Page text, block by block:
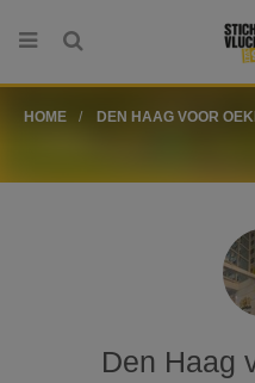
HOME DEN HAAG VOOR
Den Haag